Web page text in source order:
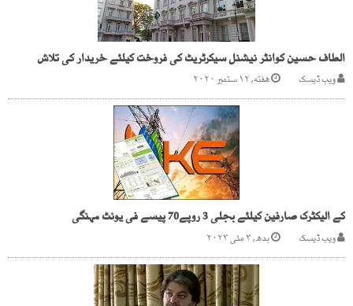
الطاف حسین کوانٹر نیشنل سیکرٹریٹ کی فروخت کیلئے خریدار کی تلاش
ویب ڈیسک هفته, ۱۲ ستمبر ۲۰۲۰
کے الیکٹرک صارفین کیلئے بجلی 3 روپے70 پیسے فی یونٹ مہنگی
ویب ڈیسک بدھ, ۳ مئی ۲۰۲۳